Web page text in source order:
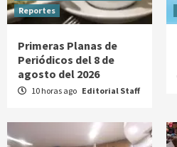
Reportes
Primeras Planas de
Periódicos del 8 de
agosto del 2026
10 horas ago Editorial Staff